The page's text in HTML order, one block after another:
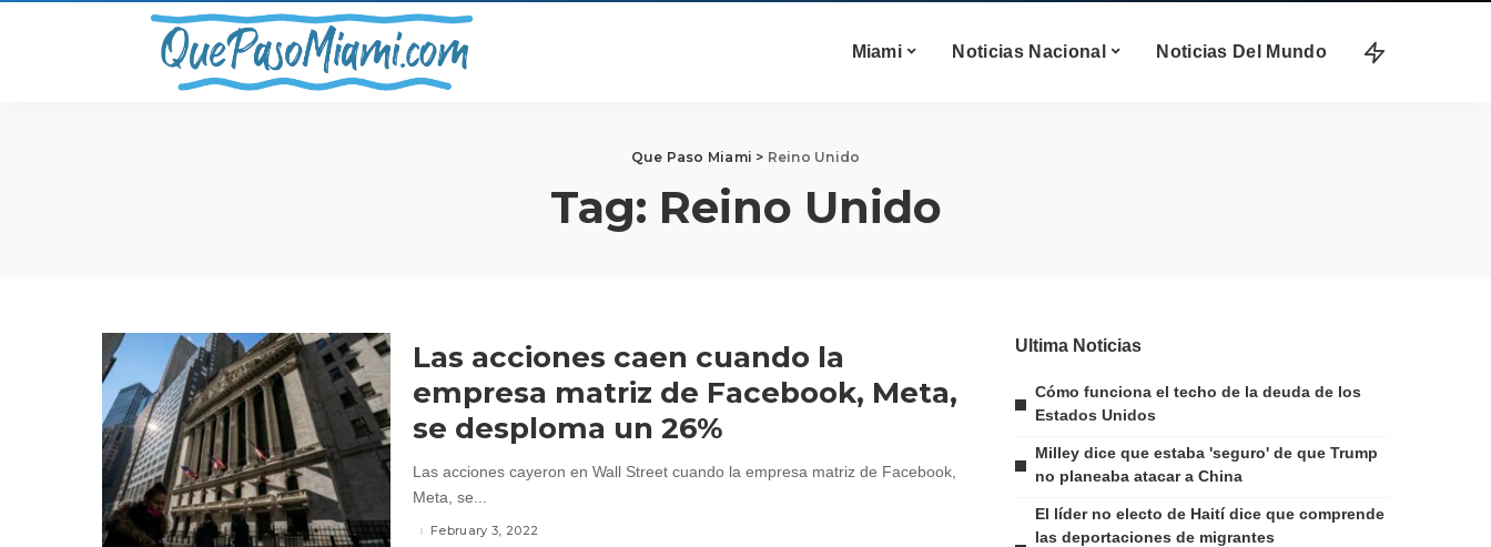
Miami Noticias Nacional Noticias Del Mundo
Que Paso Miami > Reino Unido
Tag: Reino Unido
Las acciones caen cuando la
empresa matriz de Facebook, Meta,
se desploma un 26%
Las acciones cayeron en Wall Street cuando la empresa matriz de Facebook,
Meta, se...
February 3, 2022
Ultima Noticias
Cómo funciona el techo de la deuda de los
Estados Unidos
Milley dice que estaba 'seguro' de que Trump
no planeaba atacar a China
El líder no electo de Haití dice que comprende
las deportaciones de migrantes